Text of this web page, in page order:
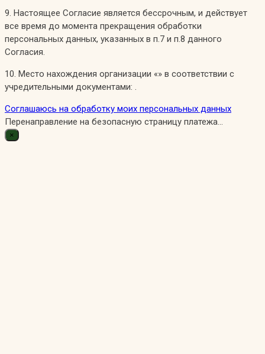
9. Настоящее Согласие является бессрочным, и действует
все время до момента прекращения обработки
персональных данных, указанных в п.7 и п.8 данного
Согласия.
10. Место нахождения организации «» в соответствии с
учредительными документами: .
Соглашаюсь на обработку моих персональных данных
Перенаправление на безопасную страницу платежа...
×